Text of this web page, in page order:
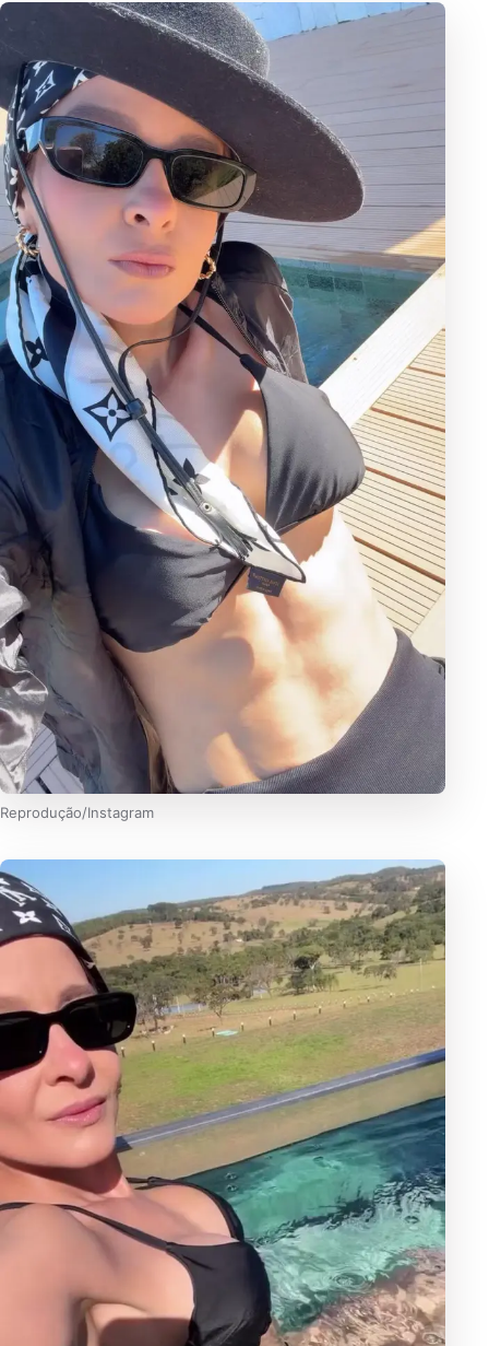
Reprodução/Instagram